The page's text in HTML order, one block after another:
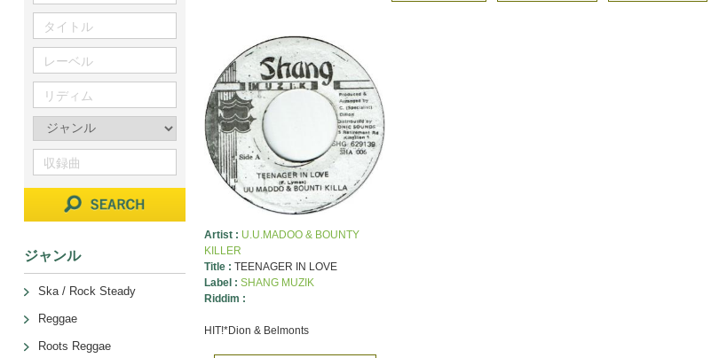
Artist : U.U.MADOO & BOUNTY
KILLER
Title :TEENAGER IN LOVE
Label :SHANG MUZIK
Riddim :
HIT!*Dion & Belmonts
ジャンル
Ska / Rock Steady
Reggae
Roots Reggae